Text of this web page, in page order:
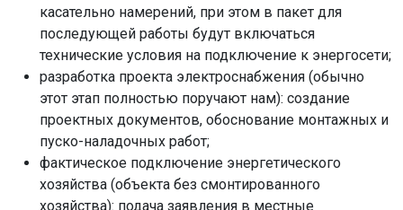
касательно намерений, при этом в пакет для
последующей работы будут включаться
технические условия на подключение к энергосети;
разработка проекта электроснабжения (обычно
этот этап полностью поручают нам): создание
проектных документов, обоснование монтажных и
пуско-наладочных работ;
фактическое подключение энергетического
хозяйства (объекта без смонтированного
хозяйства): подача заявления в местные